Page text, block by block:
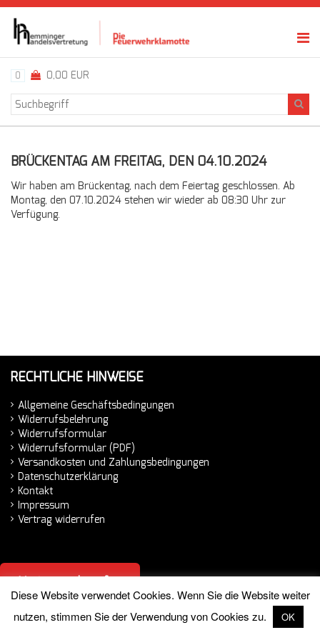
0 0,00 EUR
BRÜCKENTAG AM FREITAG, DEN 04.10.2024
Wir haben am Brückentag, nach dem Feiertag geschlossen. Ab
Montag, den 07.10.2024 stehen wir wieder ab 08:30 Uhr zur
Verfügung.
RECHTLICHE HINWEISE
Allgemeine Geschäftsbedingungen
Widerrufsbelehrung
Widerrufsformular
Widerrufsformular (PDF)
Versandkosten und Zahlungsbedingungen
Datenschutzerklärung
Kontakt
Impressum
Vertrag widerrufen
Vertrag widerrufen
© 2026 Hemminger Handelsvertretung
Diese Website verwendet Cookies. Wenn Sie die Website weiter
nutzen, stimmen Sie der Verwendung von Cookies zu.
OK